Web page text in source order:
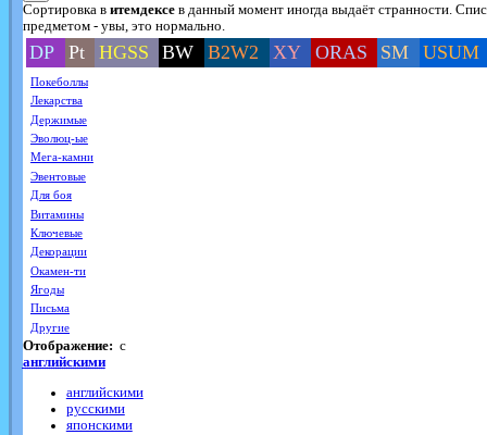
Сортировка в итемдексев данный момент иногда выдаёт странности.
предметом - увы, это нормально.
DP Pt HGSS BW B2W2 XY ORAS SM USUM
Покеболлы
Лекарства
Держимые
Эволюц-ые
Мега-камни
Эвентовые
Для боя
Витамины
Ключевые
Декорации
Окамен-ти
Ягоды
Письма
Другие
Отображение: с
английскими
английскими
русскими
японскими